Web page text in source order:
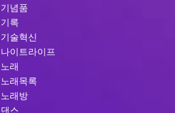
기념품
기록
기술혁신
나이트라이프
노래
노래목록
노래방
댄스